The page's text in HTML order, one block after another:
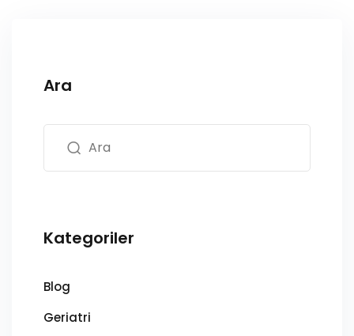
Ara
Kategoriler
Blog
Geriatri